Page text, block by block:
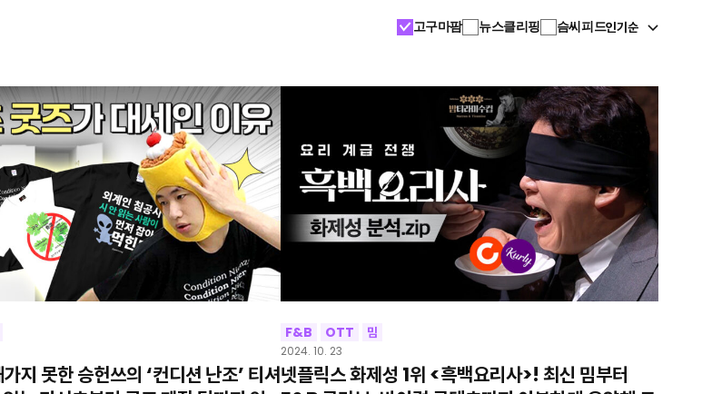
고구마팜 뉴스클리핑 슴씨피드인기순
지 못한 승헌쓰의 ‘컨디션 난조’ 티셔
F&B OTT 밈
2024. 10. 23
넷플릭스 화제성 1위 <흑백요리사>! 최신 밈부터